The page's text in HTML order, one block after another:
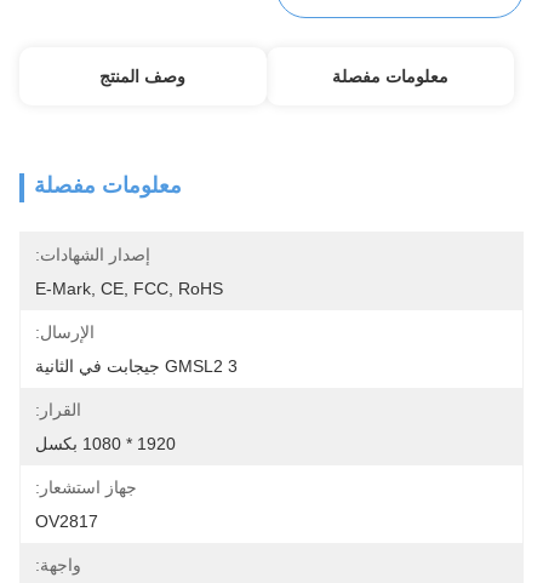
معلومات مفصلة وصف المنتج
معلومات مفصلة
إصدار الشهادات:
E-Mark, CE, FCC, RoHS
الإرسال:
GMSL2 3 جيجابت في الثانية
القرار:
1920 * 1080 بكسل
جهاز استشعار:
OV2817
واجهة: